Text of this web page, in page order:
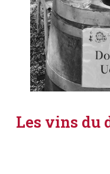
Les vins du